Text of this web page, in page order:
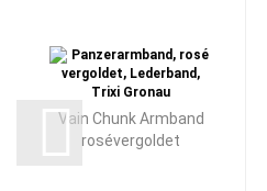
Vain Chunk Armband
rosévergoldet